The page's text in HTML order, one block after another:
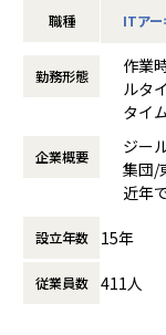
きます。
く、DB、インフ
のコミュニケーシ
アップ・キャリア
●エンドユーザー
定義など上流工程
適正に応じて、会
職種 ITアー
勤務形態
作業
ルタ
タイ
労働
働き
時間
休憩
企業概要
ジー
集団/
近年
する
顧客
設立年数 15年
従業員数 411人